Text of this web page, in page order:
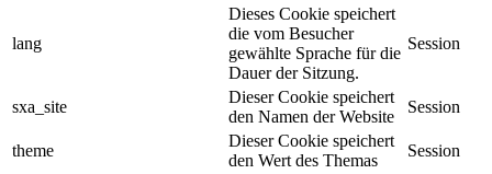
lang
Dieses Cookie speichert
die vom Besucher
gewählte Sprache für die
Dauer der Sitzung.
Session
sxa_site
Dieser Cookie speichert
den Namen der Website
Session
theme
Dieser Cookie speichert
den Wert des Themas
Session